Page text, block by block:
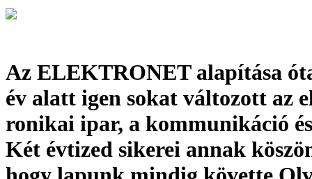
Az ELEKTRONET alapítása
év alatt igen sokat változott az
ronikai ipar, a kommunikáció
Két évtized sikerei annak